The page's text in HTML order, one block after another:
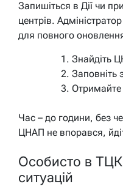
Запишіться в Дії чи
центрів.
для повного
Знайдіть
Заповніть
Отримайте
Час – до години, без
ЦНАП не впорався,
Особисто в
ситуацій